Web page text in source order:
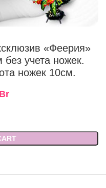
«Феерия»
учета ножек.
ножек 10см.
Br